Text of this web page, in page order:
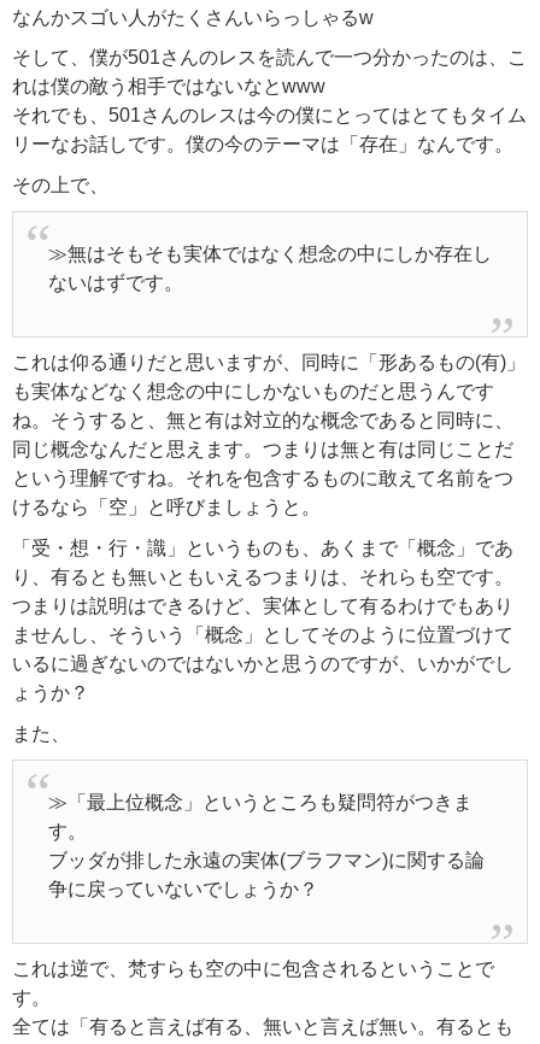
なんかスゴい人がたくさんいらっしゃるw
そして、僕が501さんのレスを読んで一つ分かったのは、こ
れは僕の敵う相手ではないなとwww
それでも、501さんのレスは今の僕にとってはとてもタイム
リーなお話しです。僕の今のテーマは「存在」なんです。
その上で、
≫無はそもそも実体ではなく想念の中にしか存在し
ないはずです。
これは仰る通りだと思いますが、同時に「形あるもの(有)」
も実体などなく想念の中にしかないものだと思うんです
ね。そうすると、無と有は対立的な概念であると同時に、
同じ概念なんだと思えます。つまりは無と有は同じことだ
という理解ですね。それを包含するものに敢えて名前をつ
けるなら「空」と呼びましょうと。
「受・想・行・識」というものも、あくまで「概念」であ
り、有るとも無いともいえるつまりは、それらも空です。
つまりは説明はできるけど、実体として有るわけでもあり
ませんし、そういう「概念」としてそのように位置づけて
いるに過ぎないのではないかと思うのですが、いかがでし
ょうか？
また、
≫「最上位概念」というところも疑問符がつきま
す。
ブッダが排した永遠の実体(ブラフマン)に関する論
争に戻っていないでしょうか？
これは逆で、梵すらも空の中に包含されるということで
す。
全ては「有ると言えば有る、無いと言えば無い。有るとも